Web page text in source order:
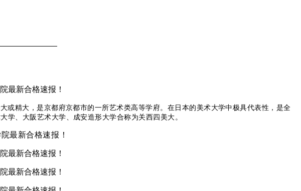
或精大，是京都府京都市的一所艺术类高等学府。 在日本的美术大学中极具代表性，是全
学、大阪艺术大学、成安造形大学合称为关西四美大。